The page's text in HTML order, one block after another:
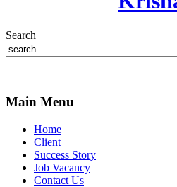
Search
Main Menu
Home
Client
Success Story
Job Vacancy
Contact Us